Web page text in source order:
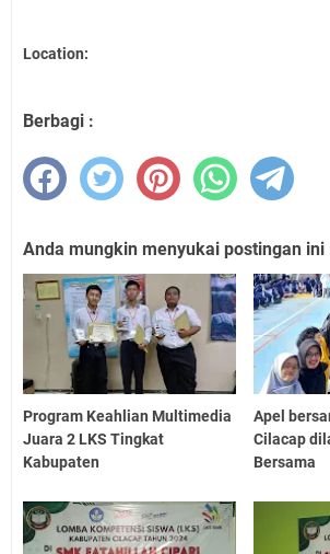
Location:
Berbagi :
Anda mungkin menyukai postingan ini
Program Keahlian Multimedia
Juara 2 LKS Tingkat
Kabupaten
Apel
Cilacap
Bersama